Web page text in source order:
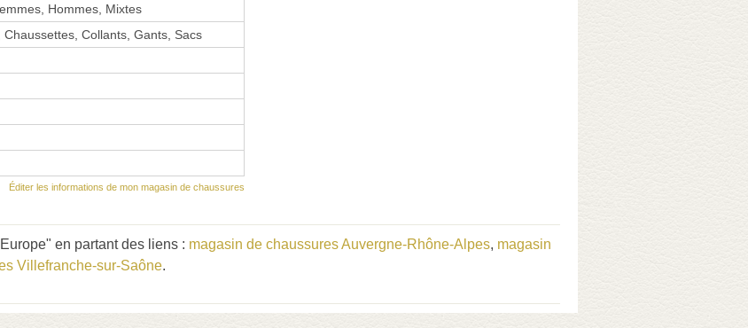
Hommes, Mixtes
Chaussettes, Collants, Gants, Sacs
Éditer les informations de mon magasin de chaussures
en partant des liens : magasin de chaussures Auvergne-Rhône-Alpes, magasin
Villefranche-sur-Saône.